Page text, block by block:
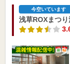
今空いています
浅草ROXまつり